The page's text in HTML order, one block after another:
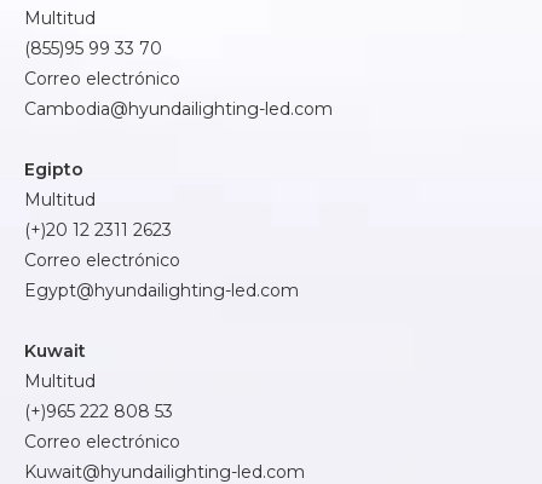
Multitud
(855)95 99 33 70
Correo electrónico
Cambodia@hyundailighting-led.com
Egipto
Multitud
(+)20 12 2311 2623
Correo electrónico
Egypt@hyundailighting-led.com
Kuwait
Multitud
(+)965 222 808 53
Correo electrónico
Kuwait@hyundailighting-led.com